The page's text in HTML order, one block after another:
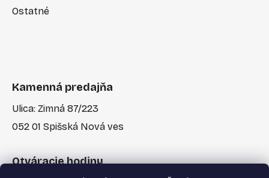
Ostatné
Kamenná predajňa
Ulica: Zimná 87/223
052 01 Spišská Nová ves
Otváracie hodiny